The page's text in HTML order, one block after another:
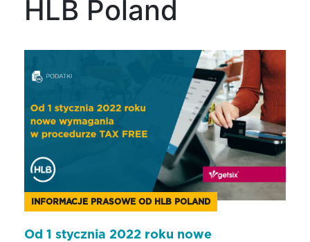
HLB Poland
INFORMACJE PRASOWE OD HLB POLAND
Od 1 stycznia 2022 roku nowe